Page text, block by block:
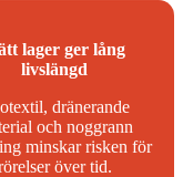
lager ger lång
livslängd
dränerande
och noggrann
minskar risken för
över tid.